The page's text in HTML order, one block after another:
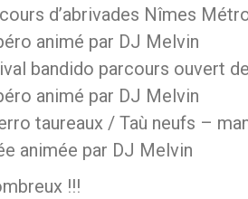
d’abrivades Nîmes
animé par DJ Melvin
bandido parcours ouvert
animé par DJ Melvin
taureaux / Taù neufs –
animée par DJ Melvin
!!!